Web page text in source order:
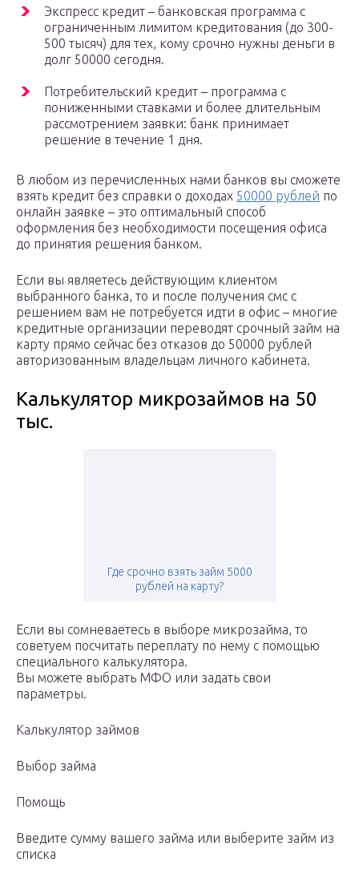
Экспресс кредит – банковская программа с
ограниченным лимитом кредитования (до 300-
500 тысяч) для тех, кому срочно нужны деньги в
долг 50000 сегодня.
Потребительский кредит – программа с
пониженными ставками и более длительным
рассмотрением заявки: банк принимает
решение в течение 1 дня.
В любом из перечисленных нами банков вы сможете
взять кредит без справки о доходах 50000 рублей по
онлайн заявке – это оптимальный способ
оформления без необходимости посещения офиса
до принятия решения банком.
Если вы являетесь действующим клиентом
выбранного банка, то и после получения смс с
решением вам не потребуется идти в офис – многие
кредитные организации переводят срочный займ на
карту прямо сейчас без отказов до 50000 рублей
авторизованным владельцам личного кабинета.
Калькулятор микрозаймов на 50
тыс.
Где срочно взять займ 5000
рублей на карту?
Если вы сомневаетесь в выборе микрозайма, то
советуем посчитать переплату по нему с помощью
специального калькулятора.
Вы можете выбрать МФО или задать свои
параметры.
Калькулятор займов
Выбор займа
Помощь
Введите сумму вашего займа или выберите займ из
списка